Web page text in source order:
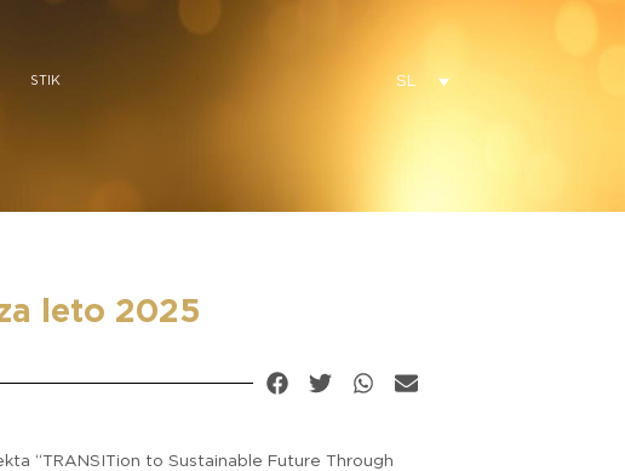
STIK SL
leto 2025
“TRANSITion to Sustainable Future Through